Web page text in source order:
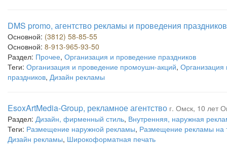
DMS promo, агентство рекламы и проведения праздников
Основной: (3812) 58-85-55
Основной: 8-913-965-93-50
Раздел: Прочее, Организация и проведение праздников
Теги: Организация и проведение промоушн-акций, Организация
праздников, Дизайн рекламы
EsoxArtMedia-Group, рекламное агентство г. Омск, 10 лет
Раздел: Дизайн, фирменный стиль, Внутренняя, наружная
Теги: Размещение наружной рекламы, Размещение рекламы на
Дизайн рекламы, Широкоформатная печать